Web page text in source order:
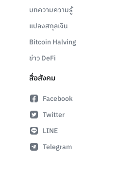
บทความความรู้
แปลงสกุลเงิน
Bitcoin Halving
ข่าว DeFi
สื่อสังคม
Facebook
Twitter
LINE
Telegram